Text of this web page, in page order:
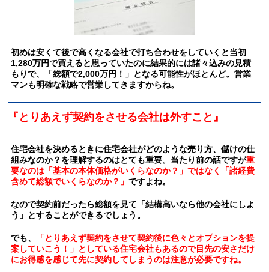
初めは安くて後で高くなる会社で打ち合わせをしていくと当初
1,280万円で買えると思っていたのに結果的には諸々込みの見積
もりで、「総額で2,000万円！」となる可能性がほとんど。営業
マンも明確な戦略で営業してきますからね。
『とりあえず契約をさせる会社は外すこと』
住宅会社を決めるときに住宅会社がどのような売り方、儲けの仕
組みなのか？を理解するのはとても重要。当たり前の話ですが重
要なのは「基本の本体価格がいくらなのか？」ではなく「諸経費
含めて総額でいくらなのか？」ですよね。
なので契約前だったら総額を見て「結構高いなら他の会社にしよ
う」とすることができるでしょう。
でも、
「とりあえず契約をさせて契約後に色々とオプションを提
案していこう！」としている住宅会社もあるので目先の安さだけ
にお得感を感じて先に契約してしまうのは注意が必要ですね。